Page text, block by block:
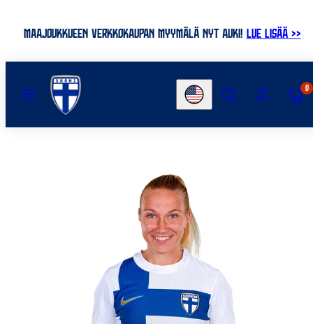
MAAJOUKKUEEN VERKKOKAUPAN MYYMÄLÄ NYT AUKI! LUE LISÄÄ >>
MENU
Country/region
SEARCH ACCOUNTVIEW
MY
CART
0